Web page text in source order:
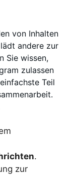
von Inhalten
andere zur
Sie wissen,
zulassen
Teil
.
zur